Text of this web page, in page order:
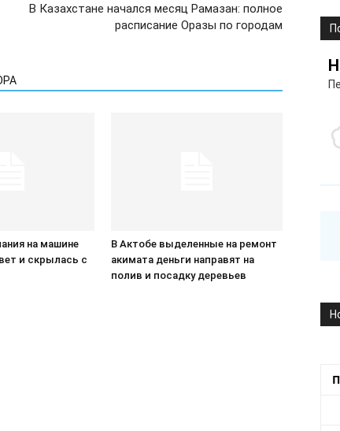
В Казахстане начался месяц Рамазан: полное
расписание Оразы по городам
на машине
и скрылась с
В Актобе выделенные на ремонт
акимата деньги направят на
полив и посадку деревьев